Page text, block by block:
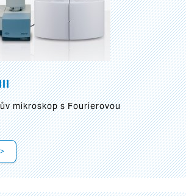
mikroskop s Fourierovou